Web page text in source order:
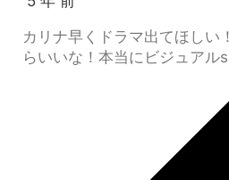
カリナ早くドラマ出てほしい
らいいな！本当にビジュアル